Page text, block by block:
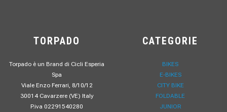
TORPADO
Torpado è un Brand di Cicli Esperia
Spa
Viale Enzo Ferrari, 8/10/12
30014 Cavarzere (VE) Italy
P.iva 02291540280
CATEGORIE
BIKES
E-BIKES
CITY BIKE
FOLDABLE
JUNIOR